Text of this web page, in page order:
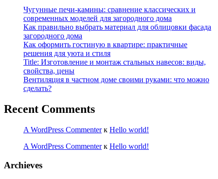
Чугунные печи-камины: сравнение классических и
современных моделей для загородного дома
Как правильно выбрать материал для облицовки фасада
загородного дома
Как оформить гостиную в квартире: практичные
решения для уюта и стиля
Title: Изготовление и монтаж стальных навесов: виды,
свойства, цены
Вентиляция в частном доме своими руками: что можно
сделать?
Recent Comments
A WordPress Commenterк Hello world!
A WordPress Commenterк Hello world!
Archieves